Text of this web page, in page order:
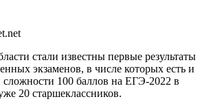
стали известны первые результаты
экзаменов, в числе которых есть и
100 баллов на ЕГЭ-2022 в
20 старшеклассников.